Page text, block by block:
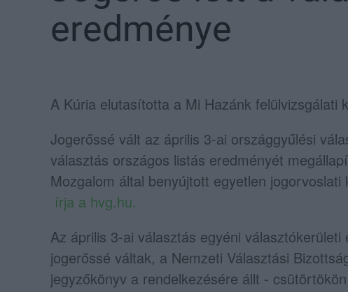
eredménye
A Kúria elutasította a Mi Hazánk felülvizsgálati
Jogerőssé vált az április 3-ai országgyűlési
választás országos listás eredményét
Mozgalom által benyújtott egyetlen
írja a hvg.hu.
Az április 3-ai választás egyéni
jogerőssé váltak, a Nemzeti Választási
jegyzőkönyv a rendelkezésére állt -